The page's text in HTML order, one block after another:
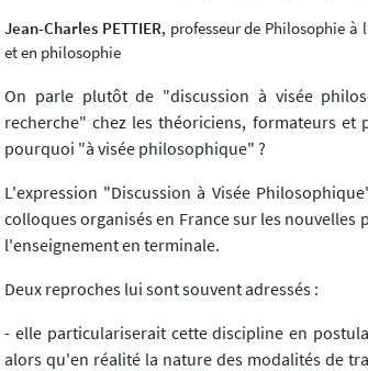
Jean-Charles PETTIER, professeur de Philosophie à
et en philosophie
On parle plutôt de "discussion à visée
recherche" chez les théoriciens, formateurs et
pourquoi "à visée philosophique" ?
L'expression "Discussion à Visée
colloques organisés en France sur les
l'enseignement en terminale.
Deux reproches lui sont souvent adressés :
- elle particulariserait cette discipline en
alors qu'en réalité la nature des modalités de